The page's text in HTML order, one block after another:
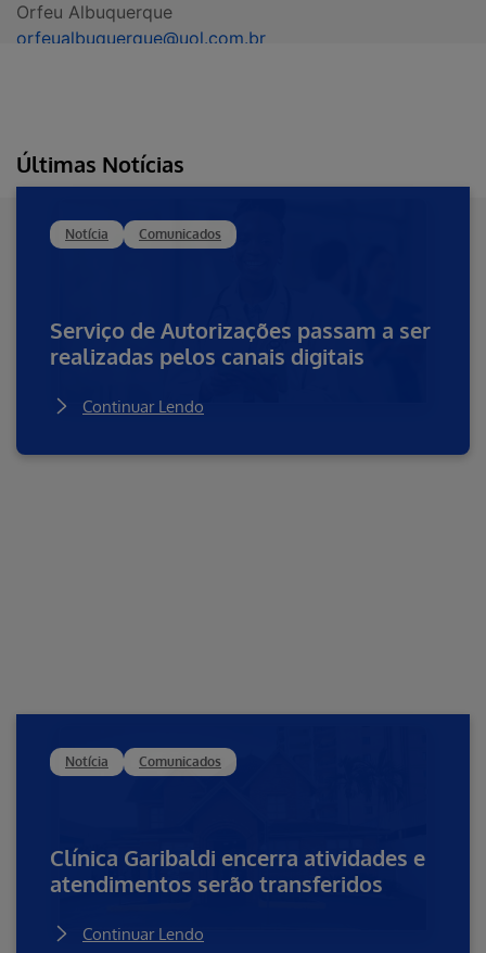
Orfeu Albuquerque
orfeualbuquerque@uol.com.br
Luciana Menezes
imprensa.hapvida@gbr.com.br
(11) 99179-9696
Adalberto MansurRogério Rueda
contato@proimprensa.com.br
Últimas Notícias
Notícia Comunicados
Serviço de Autorizações passam a ser
realizadas pelos canais digitais
Continuar Lendo
Notícia Comunicados
Clínica Garibaldi encerra atividades e
atendimentos serão transferidos
Continuar Lendo